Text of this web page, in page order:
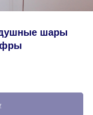
шары